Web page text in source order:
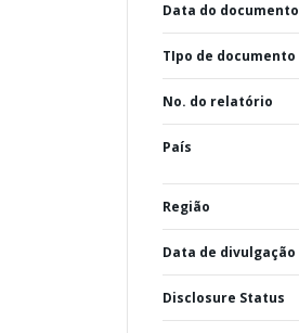
Data do documento
TIpo de documento
No. do relatório
País
Região
Data de divulgação
Disclosure Status